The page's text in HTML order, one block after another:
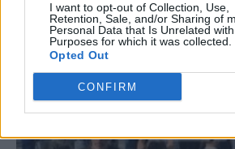
I want to opt-out of Collection, Use,
Retention, Sale, and/or Sharing of
Personal Data that Is Unrelated
Purposes for which it was collected.
Opted Out
CONFIRM